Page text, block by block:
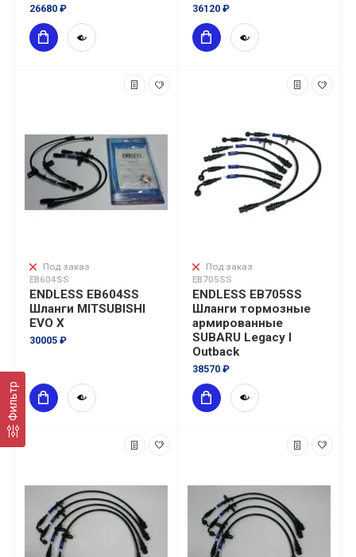
Фильтр
26680 ₽ 36120 ₽
Под заказ
EB604SS
ENDLESS EB604SS
Шланги MITSUBISHI
EVO X
30005 ₽
Под заказ
EB705SS
ENDLESS EB705SS
Шланги тормозные
армированные
SUBARU Legacy I
Outback
38570 ₽